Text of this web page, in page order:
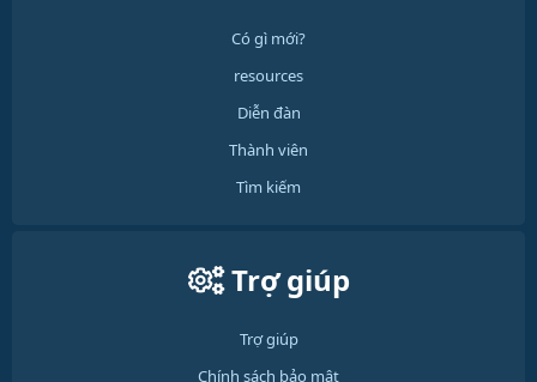
Có gì mới?
resources
Diễn đàn
Thành viên
Tìm kiếm
Trợ giúp
Trợ giúp
Chính sách bảo mật